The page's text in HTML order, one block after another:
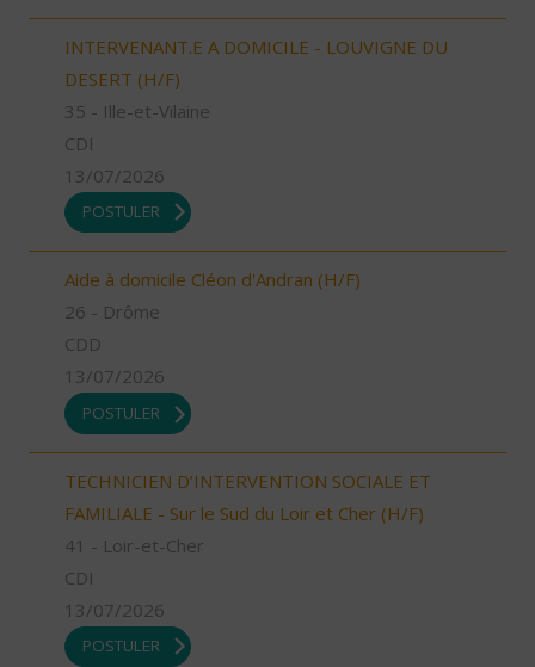
INTERVENANT.E A DOMICILE - LOUVIGNE DU
DESERT (H/F)
35 - Ille-et-Vilaine
CDI
13/07/2026
POSTULER
Aide à domicile Cléon d'Andran (H/F)
26 - Drôme
CDD
13/07/2026
POSTULER
TECHNICIEN D’INTERVENTION SOCIALE ET
FAMILIALE - Sur le Sud du Loir et Cher (H/F)
41 - Loir-et-Cher
CDI
13/07/2026
POSTULER